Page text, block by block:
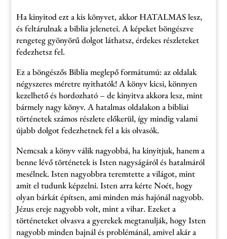
Ha kinyitod ezt a kis könyvet, akkor HATALMAS lesz,
és feltárulnak a biblia jelenetei. A képeket böngészve
rengeteg gyönyörű dolgot láthatsz, érdekes részleteket
fedezhetsz fel.
Ez a böngészős Biblia meglepő formátumú: az oldalak
négyszeres méretre nyithatók! A könyv kicsi, könnyen
kezelhető és hordozható – de kinyitva akkora lesz, mint
bármely nagy könyv. A hatalmas oldalakon a bibliai
történetek számos részlete előkerül, így mindig valami
újabb dolgot fedezhetnek fel a kis olvasók.
Nemcsak a könyv válik nagyobbá, ha kinyitjuk, hanem a
benne lévő történetek is Isten nagyságáról és hatalmáról
mesélnek. Isten nagyobbra teremtette a világot, mint
amit el tudunk képzelni. Isten arra kérte Noét, hogy
olyan bárkát építsen, ami minden más hajónál nagyobb.
Jézus ereje nagyobb volt, mint a vihar. Ezeket a
történeteket olvasva a gyerekek megtanulják, hogy Isten
nagyobb minden bajnál és problémánál, amivel akár a